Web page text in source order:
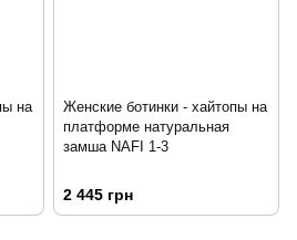
на
Женские ботинки - хайтопы на
платформе натуральная
замша NAFI 1-3
2 445 грн